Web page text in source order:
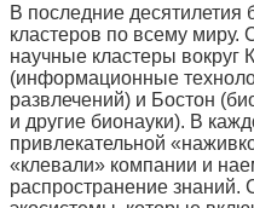
В последние
кластеров по всему
научные кластеры вокруг
(информационные
развлечений) и Бостон
и другие бионауки). В
привлекательной
«клевали» компании и
распространение